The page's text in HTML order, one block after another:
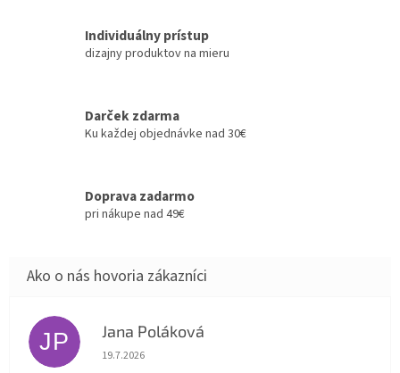
Individuálny prístup
dizajny produktov na mieru
Darček zdarma
Ku každej objednávke nad 30€
Doprava zadarmo
pri nákupe nad 49€
JP Jana Poláková
Hodnotenie obchodu je 5 z 5 hviezdičiek.
19.7.2026